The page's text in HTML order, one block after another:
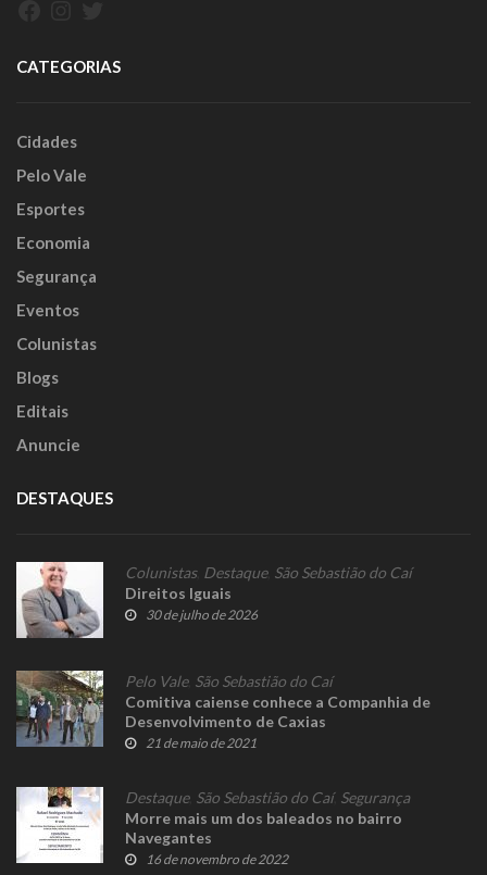
CATEGORIAS
Cidades
Pelo Vale
Esportes
Economia
Segurança
Eventos
Colunistas
Blogs
Editais
Anuncie
DESTAQUES
Colunistas, Destaque, São Sebastião do Caí
Direitos Iguais
30 de julho de 2026
Pelo Vale, São Sebastião do Caí
Comitiva caiense conhece a Companhia de
Desenvolvimento de Caxias
21 de maio de 2021
Destaque, São Sebastião do Caí, Segurança
Morre mais um dos baleados no bairro
Navegantes
16 de novembro de 2022